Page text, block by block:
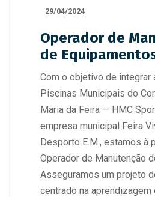
29/04/2024
Operador de
de
Com o objetivo de integrar
Piscinas Municipais do
Maria da Feira — HMC
empresa municipal Feira
Desporto E.M., estamos à
Operador de Manutenção
Asseguramos um projeto
centrado na aprendizagem